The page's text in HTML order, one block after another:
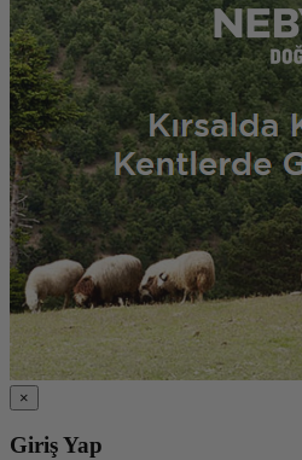
×
Giriş Yap